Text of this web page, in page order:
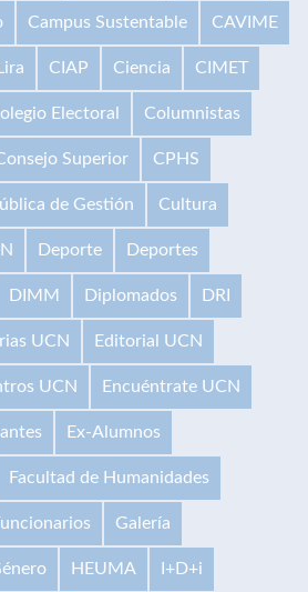
Campus Sustentable CAVIME
CIAP Ciencia CIMET
Electoral Columnistas
Superior CPHS
de Gestión Cultura
Deporte Deportes
DIMM Diplomados DRI
UCN Editorial UCN
UCN Encuéntrate UCN
Ex-Alumnos
Facultad de Humanidades
Galería
HEUMA I+D+i